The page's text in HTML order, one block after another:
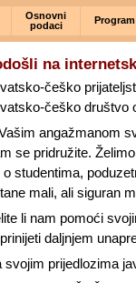
Osnovni
podaci
Program